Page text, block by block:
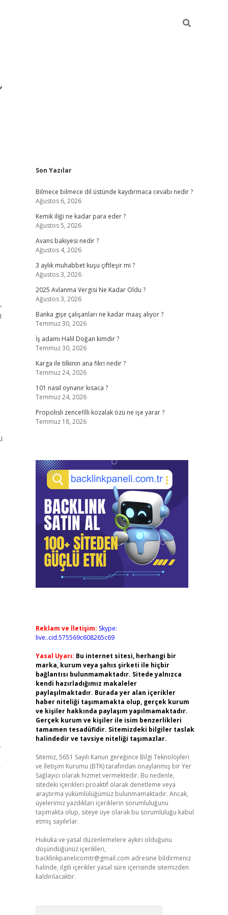
Sidebar
Son Yazılar
Bilmece bilmece dil üstünde kaydırmaca cevabı nedir ?
Ağustos 6, 2026
Kemik iliği ne kadar para eder ?
Ağustos 5, 2026
Avans bakiyesi nedir ?
Ağustos 4, 2026
3 aylık muhabbet kuşu çiftleşir mi ?
Ağustos 3, 2026
2025 Avlanma Vergisi Ne Kadar Oldu ?
Ağustos 3, 2026
Banka gişe çalışanları ne kadar maaş alıyor ?
Temmuz 30, 2026
İş adamı Halil Doğan kimdir ?
Temmuz 30, 2026
Karga ile tilkinin ana fikri nedir ?
Temmuz 24, 2026
101 nasıl oynanır kısaca ?
Temmuz 24, 2026
Propolisli zencefilli kozalak özü ne işe yarar ?
Temmuz 18, 2026
Reklam ve İletişim: Skype:
live:.cid.575569c608265c69
Yasal Uyarı: Bu internet sitesi, herhangi bir
marka, kurum veya şahıs şirketi ile hiçbir
bağlantısı bulunmamaktadır. Sitede yalnızca
kendi hazırladığımız makaleler
paylaşılmaktadır. Burada yer alan içerikler
haber niteliği taşımamakta olup, gerçek kurum
ve kişiler hakkında paylaşım yapılmamaktadır.
Gerçek kurum ve kişiler ile isim benzerlikleri
tamamen tesadüfidir. Sitemizdeki bilgiler taslak
halindedir ve tavsiye niteliği taşımazlar.
Sitemiz, 5651 Sayılı Kanun gereğince Bilgi Teknolojileri
ve İletişim Kurumu (BTK) tarafından onaylanmış bir Yer
Sağlayıcı olarak hizmet vermektedir. Bu nedenle,
sitedeki içerikleri proaktif olarak denetleme veya
araştırma yükümlülüğümüz bulunmamaktadır. Ancak,
üyelerimiz yazdıkları içeriklerin sorumluluğunu
taşımakta olup, siteye üye olarak bu sorumluluğu kabul
etmiş sayılırlar.
Hukuka ve yasal düzenlemelere aykırı olduğunu
düşündüğünüz içerikleri,
backlinkpanelicomtr@gmail.com adresine bildirmeniz
halinde, ilgili içerikler yasal süre içerisinde sitemizden
kaldırılacaktır.